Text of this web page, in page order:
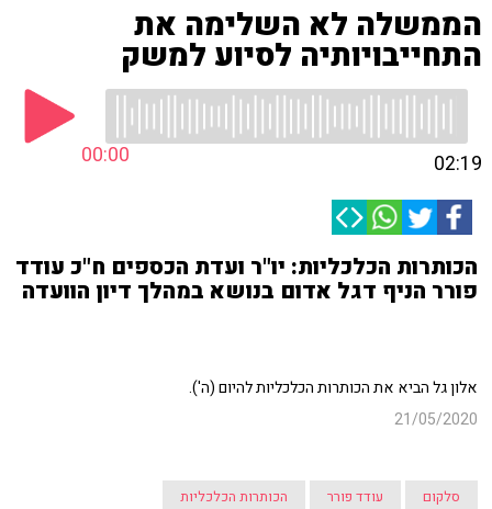
הממשלה לא השלימה את
התחייבויותיה לסיוע למשק
00:00 02:19
הכותרות הכלכליות: יו"ר ועדת הכספים ח"כ עודד
פורר הניף דגל אדום בנושא במהלך דיון הוועדה
אלון גל הביא את הכותרות הכלכליות להיום (ה').
21/05/2020
סלקום עודד פורר הכותרות הכלכליות